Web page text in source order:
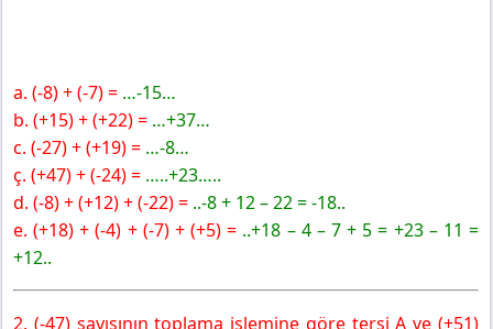
a. (-8) + (-7) = …-15…
b. (+15) + (+22) = …+37…
c. (-27) + (+19) = …-8…
ç. (+47) + (-24) = …..+23…..
d. (-8) + (+12) + (-22) = ..-8 + 12 – 22 = -18..
e. (+18) + (-4) + (-7) + (+5) = ..+18 – 4 – 7 + 5 = +23 – 11 =
+12..
2. (-47) sayısının toplama işlemine göre tersi A ve (+51)